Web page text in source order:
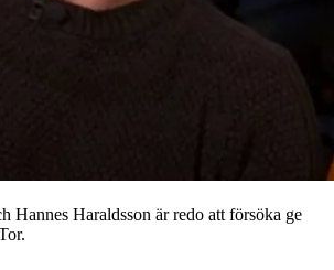
Hannes Haraldsson är redo att försöka ge